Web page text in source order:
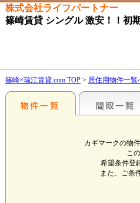
株式会社ライフパートナー
篠崎賃貸 シングル 激安！！初
篠崎×瑞江賃貸.com TOP > 居住用物件一覧
カギマークの物
こ
希望条件登
また、ご条